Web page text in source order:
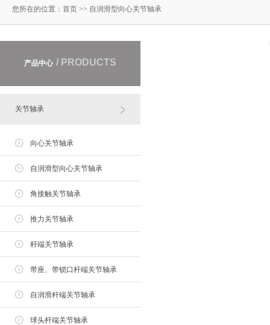
您所在的位置： 首页 >> 自润滑型向心关节轴承
产品中心 / PRODUCTS
关节轴承
向心关节轴承
自润滑型向心关节轴承
角接触关节轴承
推力关节轴承
杆端关节轴承
带座、带锁口杆端关节轴承
自润滑杆端关节轴承
球头杆端关节轴承